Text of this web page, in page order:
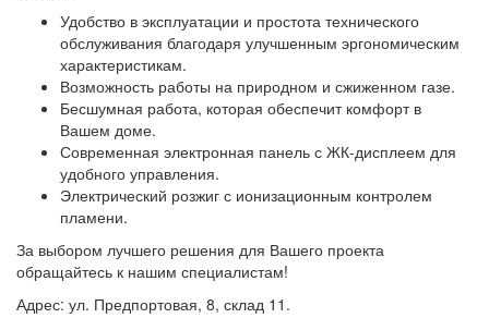
Удобство в эксплуатации и простота технического
обслуживания благодаря улучшенным эргономическим
характеристикам.
Возможность работы на природном и сжиженном газе.
Бесшумная работа, которая обеспечит комфорт в
Вашем доме.
Современная электронная панель с ЖК-дисплеем для
удобного управления.
Электрический розжиг с ионизационным контролем
пламени.
За выбором лучшего решения для Вашего проекта
обращайтесь к нашим специалистам!
Адрес: ул. Предпортовая, 8, склад 11.